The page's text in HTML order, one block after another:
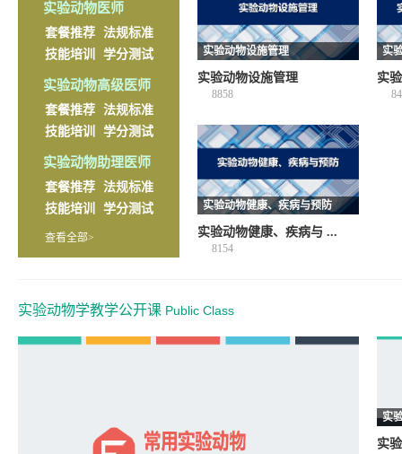
实验动物医师
套餐推荐 法规标准
技能培训
学分测试
实验动物高级医师
套餐推荐 法规标准
技能培训
学分测试
实验动物助理医师
套餐推荐 法规标准
技能培训
学分测试
查看全部>
实验动物设施管理
实验动物设施管理
8858
实
实
实验动物健康、疾病与预防
实验动物健康、疾病与 ...
8154
实验动物学教学公开课 Public Class
实
实